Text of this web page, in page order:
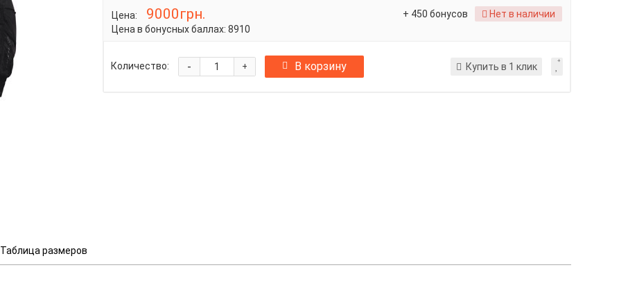
Цена: 9000грн.
Цена в бонусных баллах:8910
+ 450 бонусов Нет в наличии
Количество: +
- В корзину Купить в 1 клик
Таблица размеров